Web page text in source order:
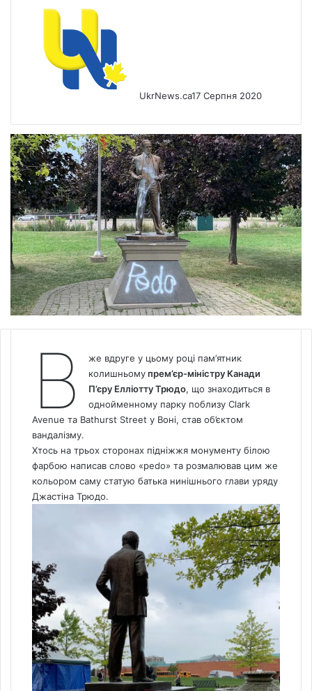
UkrNews.ca17 Серпня 2020
В
же вдруге у цьому році пам’ятник
колишньомупрем’єр-міністру Канади
П’єру Елліотту Трюдо, що знаходиться в
однойменному парку поблизу Clark
Avenue та Bathurst Street у Воні, став об’єктом
вандалізму.
Хтось на трьох сторонах підніжжя монументу білою
фарбою написав слово «pedo» та розмалював цим же
кольором саму статую батька нинішнього глави уряду
Джастіна Трюдо.